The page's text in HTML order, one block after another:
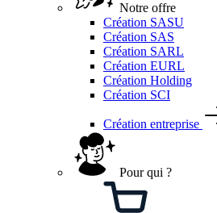
Notre offre
Création SASU
Création SAS
Création SARL
Création EURL
Création Holding
Création SCI
Création entreprise
Pour qui ?